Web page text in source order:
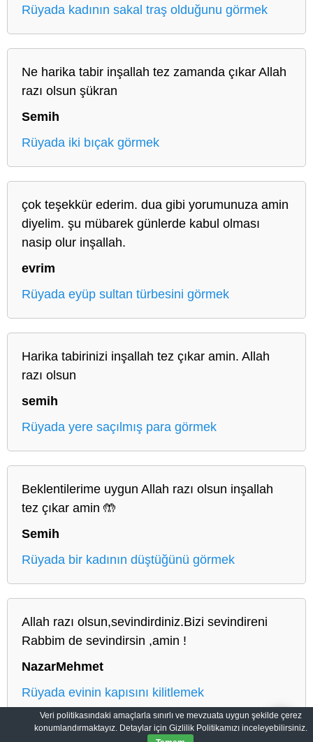
Rüyada kadının sakal traş olduğunu görmek
Ne harika tabir inşallah tez zamanda çıkar Allah
razı olsun şükran
Semih
Rüyada iki bıçak görmek
çok teşekkür ederim. dua gibi yorumunuza amin
diyelim. şu mübarek günlerde kabul olması
nasip olur inşallah.
evrim
Rüyada eyüp sultan türbesini görmek
Harika tabirinizi inşallah tez çıkar amin. Allah
razı olsun
semih
Rüyada yere saçılmış para görmek
Beklentilerime uygun Allah razı olsun inşallah
tez çıkar amin 🤲
Semih
Rüyada bir kadının düştüğünü görmek
Allah razı olsun,sevindirdiniz.Bizi sevindireni
Rabbim de sevindirsin ,amin !
NazarMehmet
Rüyada evinin kapısını kilitlemek
Veri politikasındaki amaçlarla sınırlı ve mevzuata uygun şekilde çerez
konumlandırmaktayız. Detaylar için Gizlilik Politikamızı inceleyebilirsiniz.